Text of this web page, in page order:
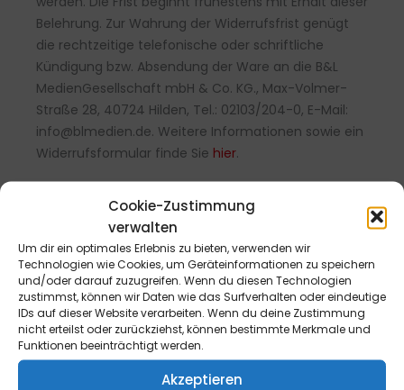
Cookie-Zustimmung
verwalten
Um dir ein optimales Erlebnis zu bieten, verwenden wir
Technologien wie Cookies, um Geräteinformationen zu speichern
und/oder darauf zuzugreifen. Wenn du diesen Technologien
zustimmst, können wir Daten wie das Surfverhalten oder eindeutige
IDs auf dieser Website verarbeiten. Wenn du deine Zustimmung
nicht erteilst oder zurückziehst, können bestimmte Merkmale und
Funktionen beeinträchtigt werden.
Akzeptieren
Belehrung. Zur Wahrung der Widerrufsfrist genügt
die rechtzeitige telefonische oder schriftliche
Kündigung bzw. Absendung der Ware an die B&L
MedienGesellschaft mbH & Co. KG., Max-Volmer-
Straße 28, 40724 Hilden, Tel.: 02103/204-0, E-Mail:
info@blmedien.de. Weitere Informationen sowie ein
Widerrufsformular finde Sie hier.